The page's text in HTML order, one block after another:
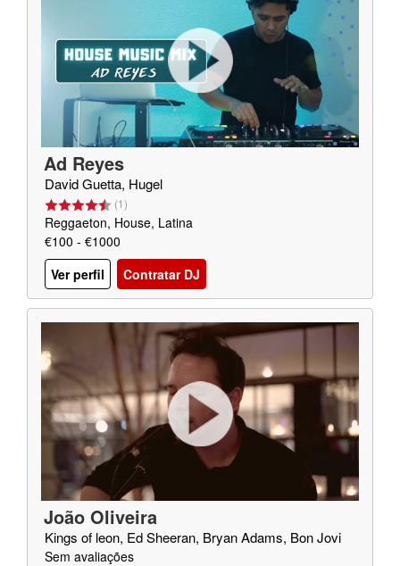
Ad Reyes
David Guetta, Hugel
(1)
Reggaeton, House, Latina
€100 - €1000
Ver perfil
Contratar DJ
João Oliveira
Kings of leon, Ed Sheeran, Bryan Adams, Bon Jovi
Sem avaliações